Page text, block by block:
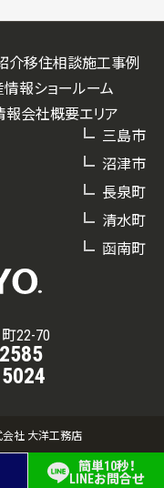
簡単10秒！
LINEお問合せ
22-70
介移住相談施工事例
情報ショールーム
報会社概要エリア
三島市
沼津市
長泉町
清水町
函南町
会社 大洋工務店